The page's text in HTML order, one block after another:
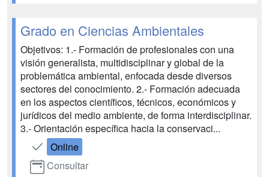
Grado en Ciencias Ambientales
Objetivos: 1.- Formación de profesionales con una
visión generalista, multidisciplinar y global de la
problemática ambiental, enfocada desde diversos
sectores del conocimiento. 2.- Formación adecuada
en los aspectos científicos, técnicos, económicos y
jurídicos del medio ambiente, de forma interdisciplinar.
3.- Orientación específica hacia la conservaci...
Online
Consultar